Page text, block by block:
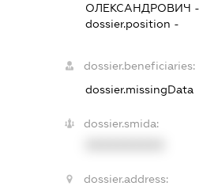
ОЛЕКСАНДРОВИЧ -
dossier.position -
dossier.beneficiaries:
dossier.missingData
dossier.smida:
dossier.address: